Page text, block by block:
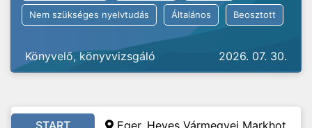
Nem szükséges nyelvtudás Általános Beosztott
Könyvelő, könyvvizsgáló 2026. 07. 30.
START
Eger, Heves Vármegyei Markhot